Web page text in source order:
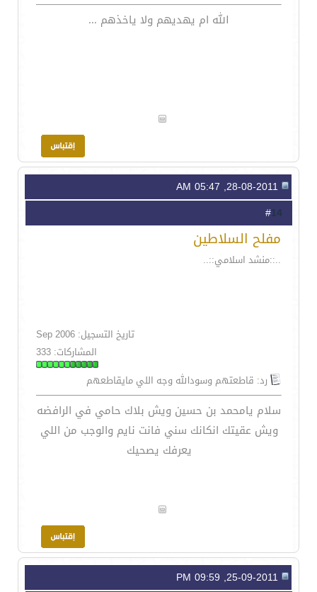
الله ام يهديهم ولا ياخذهم ...
14
مفلح السلاطين
..::منشد اسلامي::..
تاريخ التسجيل: Sep 2006
المشاركات: 333
رد: قاطعتهم وسودالله وجه اللي مايقاطعهم
سلام يامحمد بن حسين ويش بلاك حامي في الرافضه
ويش عقيتك انكانك سني فانت نايم والوجب من اللي
يعرفك يصحيك